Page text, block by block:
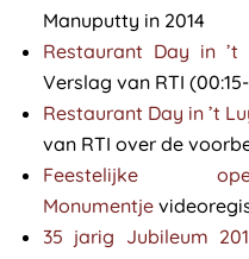
Manuputty in 2014
Restaurant Day in ’t
Verslag van RTI
Restaurant Day in ’t
van RTI over de
Feestelijke
Monumentje
35 jarig Jubileum